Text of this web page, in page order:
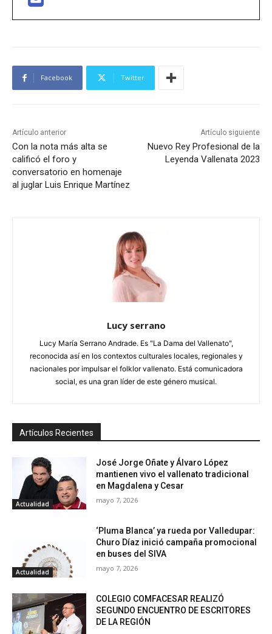
Facebook Twitter
Artículo anterior
Con la nota más alta se
calificó el foro y
conversatorio en homenaje
al juglar Luis Enrique Martínez
Artículo siguiente
Nuevo Rey Profesional de la
Leyenda Vallenata 2023
Lucy serrano
Lucy María Serrano Andrade. Es "La Dama del Vallenato",
reconocida así en los contextos culturales locales, regionales y
nacionales por impulsar el folklor vallenato. Está comunicadora
social, es una gran líder de este género musical.
Artículos Recientes
Actualidad
José Jorge Oñate y Álvaro López
mantienen vivo el vallenato tradicional
en Magdalena y Cesar
mayo 7, 2026
Actualidad
‘Pluma Blanca’ ya rueda por Valledupar:
Churo Díaz inició campaña promocional
en buses del SIVA
mayo 7, 2026
COLEGIO COMFACESAR REALIZÓ
SEGUNDO ENCUENTRO DE ESCRITORES
DE LA REGIÓN